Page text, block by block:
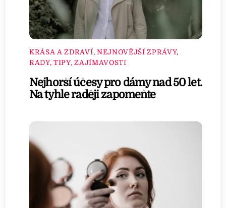
KRÁSA A ZDRAVÍ, NEJNOVĚJŠÍ ZPRÁVY,
RADY, TIPY, ZAJÍMAVOSTI
Nejhorší účesy pro dámy nad 50 let.
Na tyhle raději zapomeňte